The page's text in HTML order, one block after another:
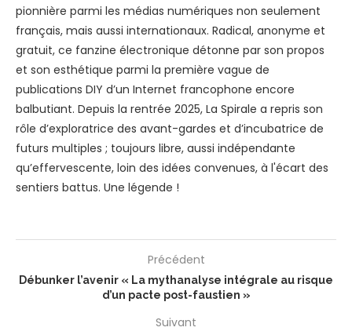
pionnière parmi les médias numériques non seulement
français, mais aussi internationaux. Radical, anonyme et
gratuit, ce fanzine électronique détonne par son propos
et son esthétique parmi la première vague de
publications DIY d’un Internet francophone encore
balbutiant. Depuis la rentrée 2025, La Spirale a repris son
rôle d’exploratrice des avant-gardes et d’incubatrice de
futurs multiples ; toujours libre, aussi indépendante
qu’effervescente, loin des idées convenues, à l'écart des
sentiers battus. Une légende !
Précédent
Débunker l’avenir « La mythanalyse intégrale au risque
d’un pacte post-faustien »
Suivant